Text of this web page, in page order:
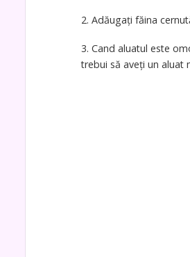
2. Adăugați făina
3. Cand aluatul este
trebui să aveți un aluat